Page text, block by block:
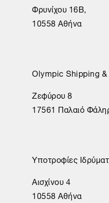
Φρυνίχου 16Β,
10558 Αθήνα
Olympic Shipping
Ζεφύρου 8
17561 Παλαιό
Υποτροφίες
Αισχίνου 4
10558 Αθήνα